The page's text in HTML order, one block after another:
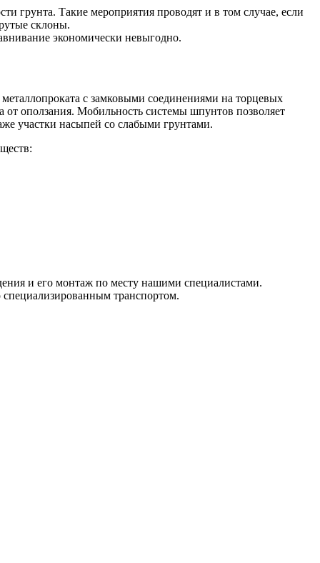
грунта. Такие мероприятия проводят и в том случае, если
склоны.
экономически невыгодно.
с замковыми соединениями на торцевых
от оползания. Мобильность системы шпунтов позволяет
участки насыпей со слабыми грунтами.
и его монтаж по месту нашими специалистами.
транспортом.